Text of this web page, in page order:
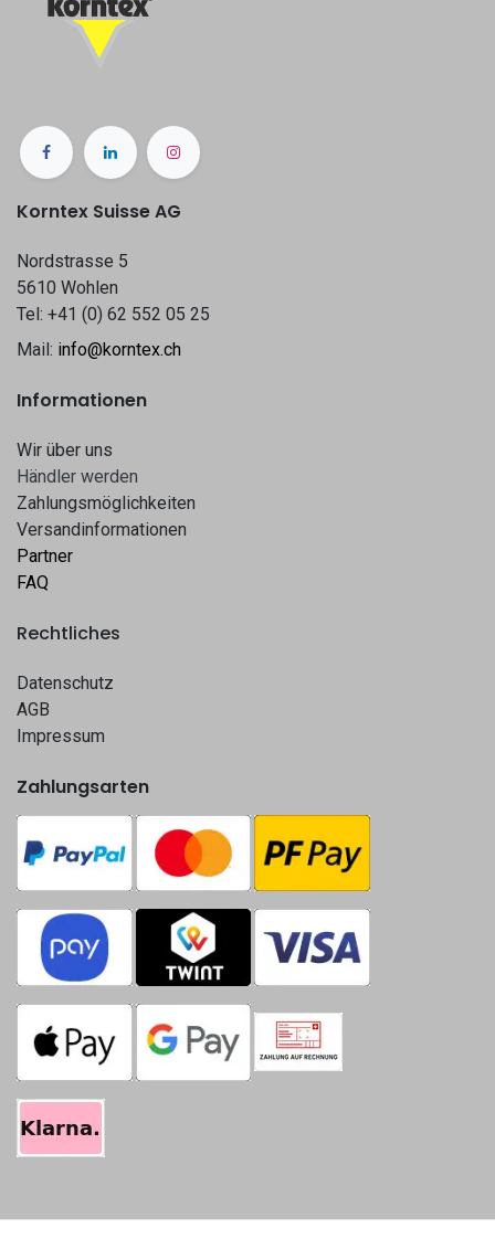
Korntex Suisse AG
Nordstrasse 5
5610 Wohlen
Tel: +41 (0) 62 552 05 25
Mail: info@korntex.ch
Informationen
Wir über uns
Hä​​ndle​​r werden​​
Zahlungsmöglichkeiten
Versandinformationen
Partner
FAQ
Rechtliches
Datenschutz
AGB
Impressum
Zahlungsarten